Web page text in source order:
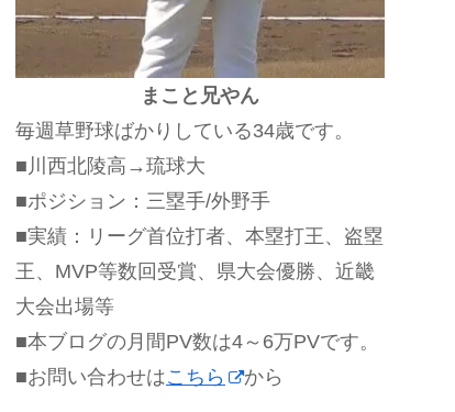
まこと兄やん
毎週草野球ばかりしている34歳です。
■川西北陵高→琉球大
■ポジション：三塁手/外野手
■実績：リーグ首位打者、本塁打王、盗塁
王、MVP等数回受賞、県大会優勝、近畿
大会出場等
■本ブログの月間PV数は4～6万PVです。
■お問い合わせはこちら から